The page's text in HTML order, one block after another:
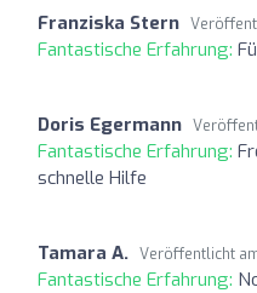
Franziska Stern
Fantastische Erfahrung:
Doris Egermann
Fantastische Erfahrung:
schnelle Hilfe
Tamara A. Veröffentlicht
Fantastische Erfahrung: